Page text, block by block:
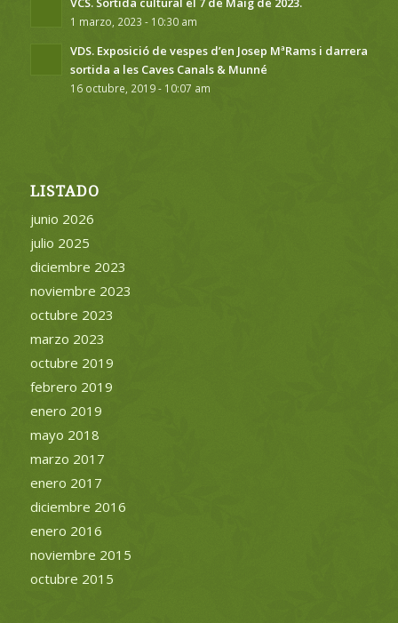
1 marzo, 2023 - 10:30 am
VDS. Exposició de vespes d’en Josep MªRams i darrera
sortida a les Caves Canals & Munné
16 octubre, 2019 - 10:07 am
LISTADO
junio 2026
julio 2025
diciembre 2023
noviembre 2023
octubre 2023
marzo 2023
octubre 2019
febrero 2019
enero 2019
mayo 2018
marzo 2017
enero 2017
diciembre 2016
enero 2016
noviembre 2015
octubre 2015